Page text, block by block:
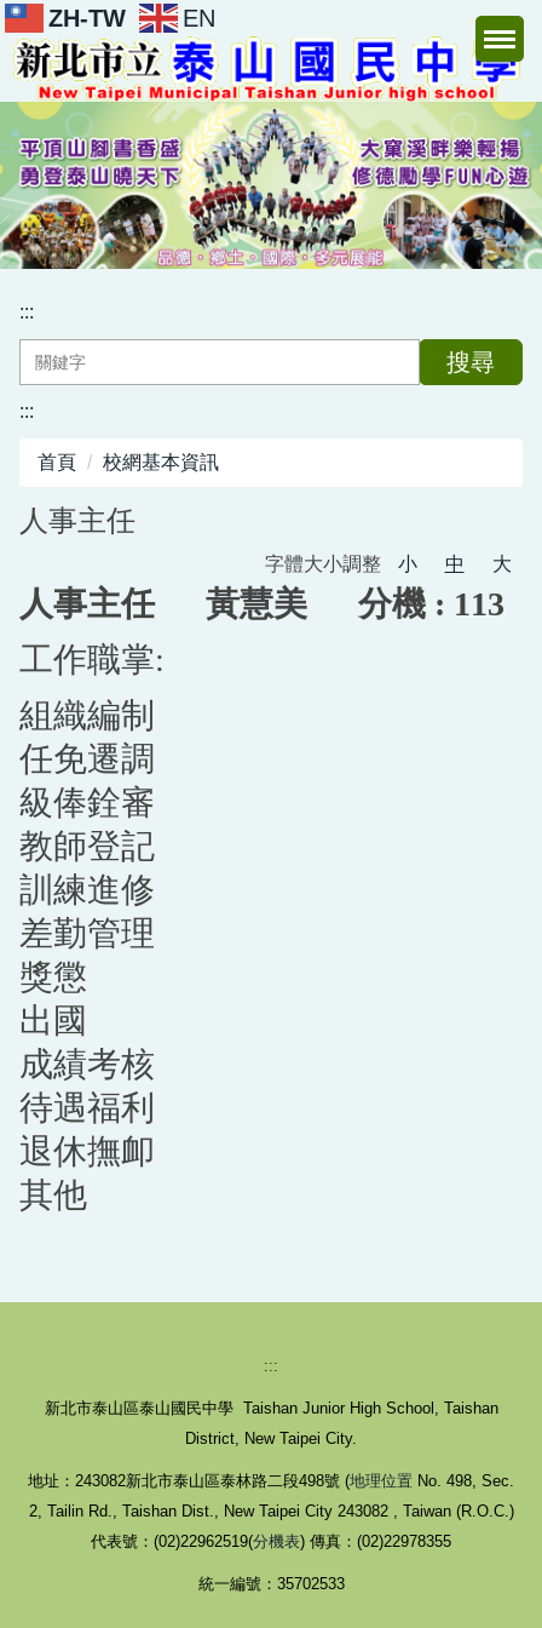
跳
到
主
要
內
容
區
ZH-TW EN
:::
搜尋
:::
首頁 校網基本資訊
人事主任
字體大小調整 小 中 大
人事主任 黃慧美 分機 : 113
工作職掌:
組織編制
任免遷調
級俸銓審
教師登記
訓練進修
差勤管理
獎懲
出國
成績考核
待遇福利
退休撫卹
其他
:::
新北市泰山區泰山國民中學 Taishan Junior High School, Taishan
District, New Taipei City.
地址：243082新北市泰山區泰林路二段498號 (地理位置 No. 498, Sec.
2, Tailin Rd., Taishan Dist., New Taipei City 243082 , Taiwan (R.O.C.)
代表號：(02)22962519(分機表) 傳真：(02)22978355
統一編號：35702533